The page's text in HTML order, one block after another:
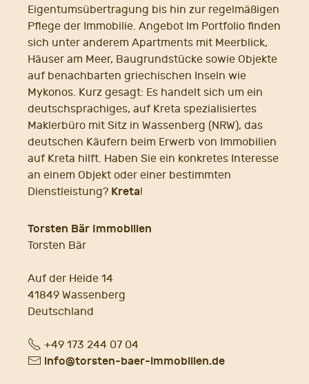
Eigentumsübertragung bis hin zur regelmäßigen
Pflege der Immobilie. Angebot Im Portfolio finden
sich unter anderem Apartments mit Meerblick,
Häuser am Meer, Baugrundstücke sowie Objekte
auf benachbarten griechischen Inseln wie
Mykonos. Kurz gesagt: Es handelt sich um ein
deutschsprachiges, auf Kreta spezialisiertes
Maklerbüro mit Sitz in Wassenberg (NRW), das
deutschen Käufern beim Erwerb von Immobilien
auf Kreta hilft. Haben Sie ein konkretes Interesse
an einem Objekt oder einer bestimmten
Dienstleistung? Kreta!
Torsten Bär Immobilien
Torsten Bär
Auf der Heide 14
41849 Wassenberg
Deutschland
Fon+49 173 244 07 04
E- info@torsten-baer-immobilien.de